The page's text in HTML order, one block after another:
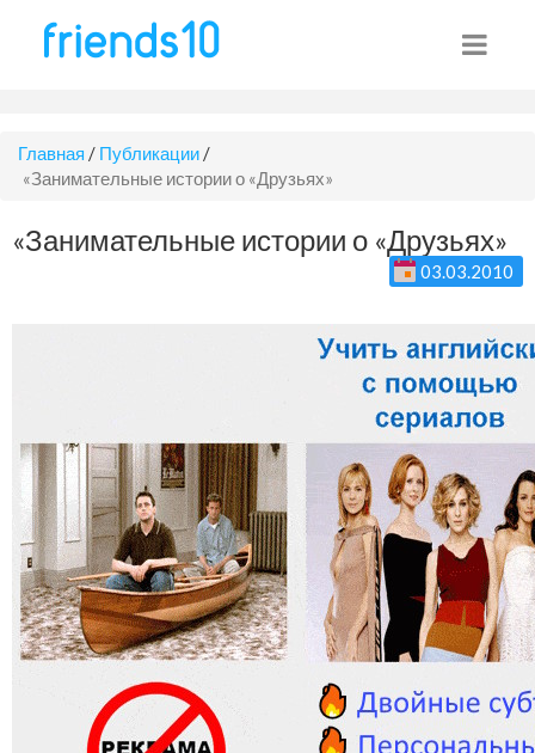
Главная / Публикации /
«Занимательные истории о «Друзьях»
«Занимательные истории о «Друзьях»
03.03.2010